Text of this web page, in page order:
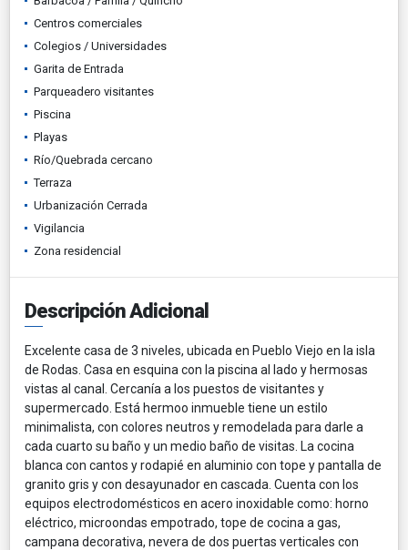
Centros comerciales
Colegios / Universidades
Garita de Entrada
Parqueadero visitantes
Piscina
Playas
Río/Quebrada cercano
Terraza
Urbanización Cerrada
Vigilancia
Zona residencial
Descripción Adicional
Excelente casa de 3 niveles, ubicada en Pueblo Viejo en la isla
de Rodas. Casa en esquina con la piscina al lado y hermosas
vistas al canal. Cercanía a los puestos de visitantes y
supermercado. Está hermoo inmueble tiene un estilo
minimalista, con colores neutros y remodelada para darle a
cada cuarto su baño y un medio baño de visitas. La cocina
blanca con cantos y rodapié en aluminio con tope y pantalla de
granito gris y con desayunador en cascada. Cuenta con los
equipos electrodomésticos en acero inoxidable como: horno
eléctrico, microondas empotrado, tope de cocina a gas,
campana decorativa, nevera de dos puertas verticales con